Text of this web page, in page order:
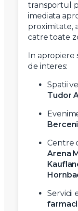
transportul
imediata
proximitate,
catre toate
In
de interes:
Spatii
Tudor
Centre
Arena
Servicii